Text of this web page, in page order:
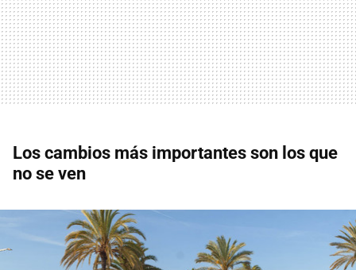
Los cambios más importantes son los que
no se ven